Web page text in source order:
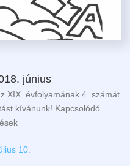
június
XIX. évfolyamának 4. számát
kívánunk! Kapcsolódó
10.